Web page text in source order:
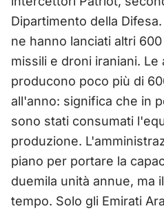
Dipartimento della
ne hanno lanciati altri
missili e droni iraniani.
producono poco più di
all'anno: significa che in
sono stati consumati
produzione.
piano per portare la
duemila unità annue, ma
tempo. Solo gli Emirati